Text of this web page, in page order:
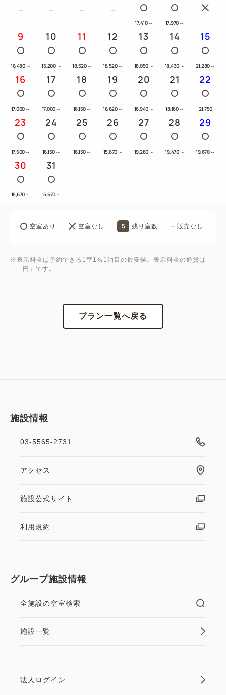
17,410 ～ 17,970 ～
9
16,480 ～
10
15,200 ～
11
18,520 ～
12
18,520 ～
13
18,050 ～
14
18,430 ～
15
21,280 ～
16
17,000 ～
17
17,000 ～
18
16,150 ～
19
16,620 ～
20
16,940 ～
21
18,160 ～
22
21,750
23
17,500 ～
24
16,150 ～
25
16,150 ～
26
15,670 ～
27
19,280 ～
28
19,470 ～
29
19,670 ～
30
15,670 ～
31
15,670 ～
空室あり 空室なし 5 残り室数 販売なし
※表示料金は予約できる1室1名1泊目の最安値。表示料金の通貨は
「円」です。
プラン一覧へ戻る
施設情報
03-5565-2731
アクセス
施設公式サイト
利用規約
グループ施設情報
全施設の空室検索
施設一覧
法人ログイン